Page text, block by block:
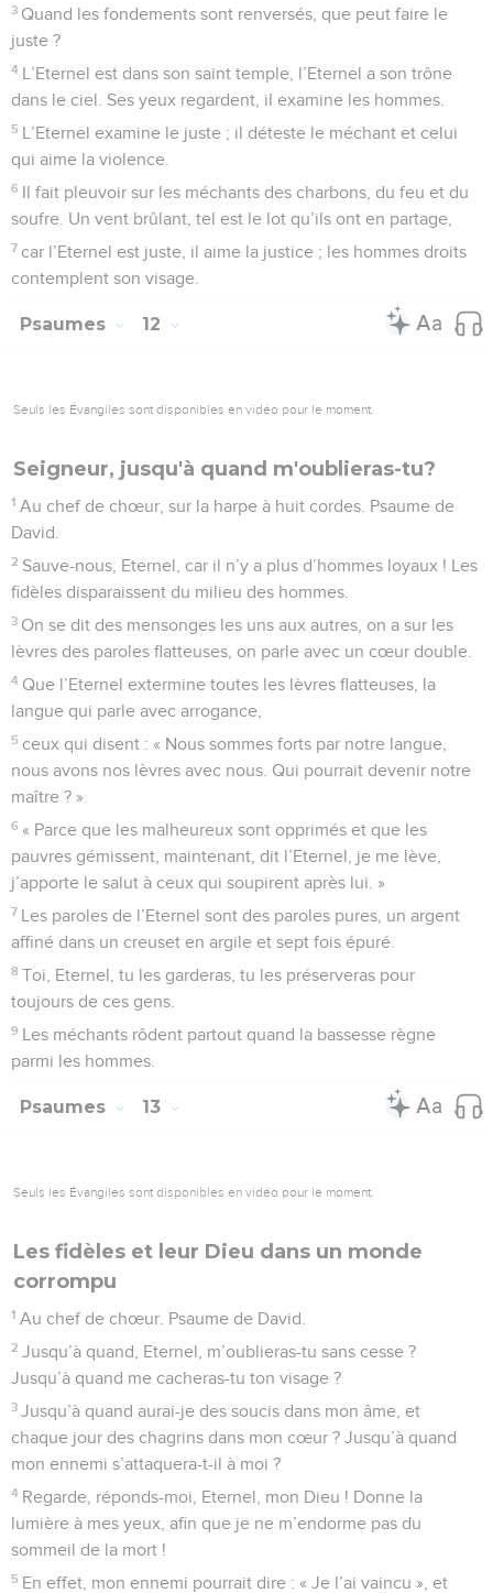
3 Quand les fondements sont renversés, que peut faire le
juste ?
4 L’Eternel est dans son saint temple, l’Eternel a son trône
dans le ciel. Ses yeux regardent, il examine les hommes.
5 L’Eternel examine le juste ; il déteste le méchant et celui
qui aime la violence.
6 Il fait pleuvoir sur les méchants des charbons, du feu et du
soufre. Un vent brûlant, tel est le lot qu’ils ont en partage,
7 car l’Eternel est juste, il aime la justice ; les hommes droits
contemplent son visage.
Psaumes 12
Seuls les Évangiles sont disponibles en vidéo pour le moment.
Seigneur, jusqu'à quand m'oublieras-tu?
1 Au chef de chœur, sur la harpe à huit cordes. Psaume de
David.
2 Sauve-nous, Eternel, car il n’y a plus d’hommes loyaux ! Les
fidèles disparaissent du milieu des hommes.
3 On se dit des mensonges les uns aux autres, on a sur les
lèvres des paroles flatteuses, on parle avec un cœur double.
4 Que l’Eternel extermine toutes les lèvres flatteuses, la
langue qui parle avec arrogance,
5 ceux qui disent : « Nous sommes forts par notre langue,
nous avons nos lèvres avec nous. Qui pourrait devenir notre
maître ? »
6 « Parce que les malheureux sont opprimés et que les
pauvres gémissent, maintenant, dit l’Eternel, je me lève,
j’apporte le salut à ceux qui soupirent après lui. »
7 Les paroles de l’Eternel sont des paroles pures, un argent
affiné dans un creuset en argile et sept fois épuré.
8 Toi, Eternel, tu les garderas, tu les préserveras pour
toujours de ces gens.
9 Les méchants rôdent partout quand la bassesse règne
parmi les hommes.
Psaumes 13
Seuls les Évangiles sont disponibles en vidéo pour le moment.
Les fidèles et leur Dieu dans un monde
corrompu
1 Au chef de chœur. Psaume de David.
2 Jusqu’à quand, Eternel, m’oublieras-tu sans cesse ?
Jusqu’à quand me cacheras-tu ton visage ?
3 Jusqu’à quand aurai-je des soucis dans mon âme, et
chaque jour des chagrins dans mon cœur ? Jusqu’à quand
mon ennemi s’attaquera-t-il à moi ?
4 Regarde, réponds-moi, Eternel, mon Dieu ! Donne la
lumière à mes yeux, afin que je ne m’endorme pas du
sommeil de la mort !
5 En effet, mon ennemi pourrait dire : « Je l’ai vaincu », et